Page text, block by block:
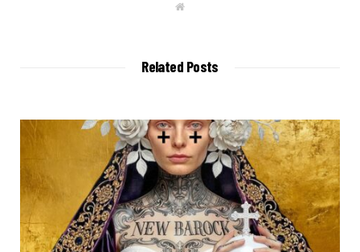
W
Related Posts